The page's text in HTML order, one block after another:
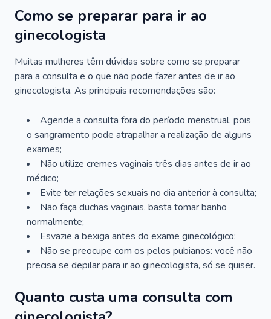
Como se preparar para ir ao
ginecologista
Muitas mulheres têm dúvidas sobre como se preparar
para a consulta e o que não pode fazer antes de ir ao
ginecologista. As principais recomendações são:
Agende a consulta fora do período menstrual, pois
o sangramento pode atrapalhar a realização de alguns
exames;
Não utilize cremes vaginais três dias antes de ir ao
médico;
Evite ter relações sexuais no dia anterior à consulta;
Não faça duchas vaginais, basta tomar banho
normalmente;
Esvazie a bexiga antes do exame ginecológico;
Não se preocupe com os pelos pubianos: você não
precisa se depilar para ir ao ginecologista, só se quiser.
Quanto custa uma consulta com